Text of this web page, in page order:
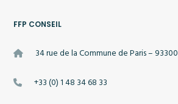
FFP CONSEIL
34 rue de la Commune de Paris –
+33 (0) 1 48 34 68 33